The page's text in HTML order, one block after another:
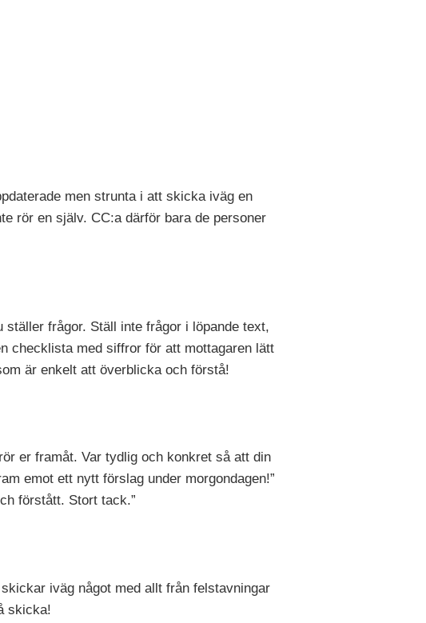
men strunta i att skicka iväg en
rör en själv. CC:a därför bara de personer
frågor. Ställ inte frågor i löpande text,
checklista med siffror för att mottagaren lätt
är enkelt att överblicka och förstå!
er framåt. Var tydlig och konkret så att din
emot ett nytt förslag under morgondagen!”
förstått. Stort tack.”
iväg något med allt från felstavningar
skicka!